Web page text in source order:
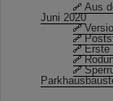
Aus
Juni 2020
Erste